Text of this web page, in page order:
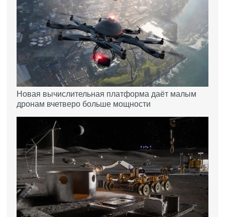
Новая вычислительная платформа даёт малым
дронам вчетверо больше мощности